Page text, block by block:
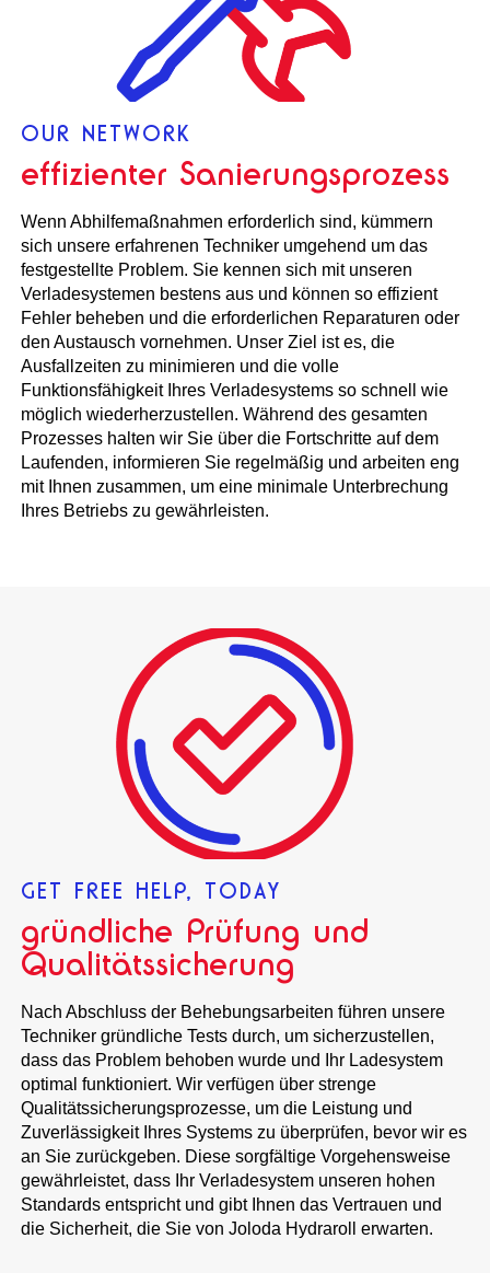
OUR NETWORK
effizienter Sanierungsprozess
Wenn Abhilfemaßnahmen erforderlich sind, kümmern
sich unsere erfahrenen Techniker umgehend um das
festgestellte Problem. Sie kennen sich mit unseren
Verladesystemen bestens aus und können so effizient
Fehler beheben und die erforderlichen Reparaturen oder
den Austausch vornehmen. Unser Ziel ist es, die
Ausfallzeiten zu minimieren und die volle
Funktionsfähigkeit Ihres Verladesystems so schnell wie
möglich wiederherzustellen. Während des gesamten
Prozesses halten wir Sie über die Fortschritte auf dem
Laufenden, informieren Sie regelmäßig und arbeiten eng
mit Ihnen zusammen, um eine minimale Unterbrechung
Ihres Betriebs zu gewährleisten.
GET FREE HELP, TODAY
gründliche Prüfung und
Qualitätssicherung
Nach Abschluss der Behebungsarbeiten führen unsere
Techniker gründliche Tests durch, um sicherzustellen,
dass das Problem behoben wurde und Ihr Ladesystem
optimal funktioniert. Wir verfügen über strenge
Qualitätssicherungsprozesse, um die Leistung und
Zuverlässigkeit Ihres Systems zu überprüfen, bevor wir es
an Sie zurückgeben. Diese sorgfältige Vorgehensweise
gewährleistet, dass Ihr Verladesystem unseren hohen
Standards entspricht und gibt Ihnen das Vertrauen und
die Sicherheit, die Sie von Joloda Hydraroll erwarten.